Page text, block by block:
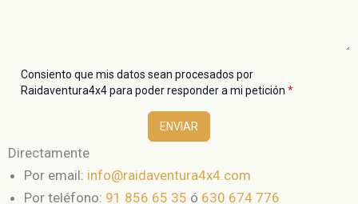
g
K
o
(
C
Consiento que mis datos sean procesados por
Raidaventura4x4 para poder responder a mi petición *
ENVIAR
Directamente
Por email: info@raidaventura4x4.com
Por teléfono: 91 856 65 35 ó 630 674 776